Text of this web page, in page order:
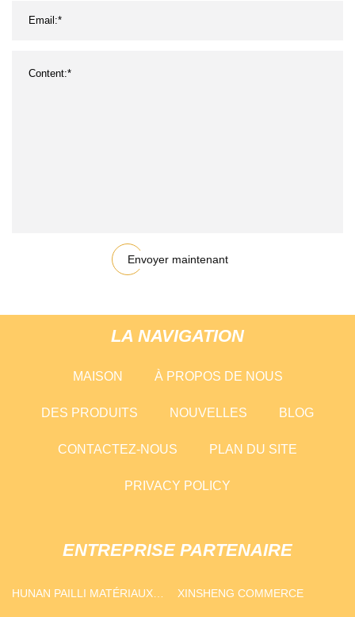
Envoyer maintenant
LA NAVIGATION
MAISON À PROPOS DE NOUS
DES PRODUITS NOUVELLES BLOG
CONTACTEZ-NOUS PLAN DU SITE
PRIVACY POLICY
ENTREPRISE PARTENAIRE
HUNAN PAILLI MATÉRIAUX
XINSHENG COMMERCE